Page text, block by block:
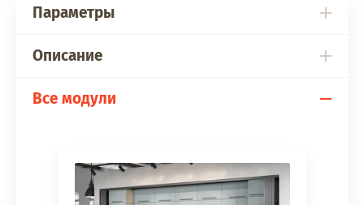
Параметры
Описание
Все модули